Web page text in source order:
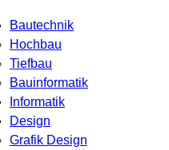
Bautechnik
Hochbau
Tiefbau
Bauinformatik
Informatik
Design
Grafik Design